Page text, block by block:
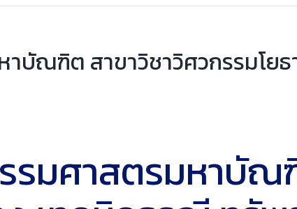
บัณฑิต สาขาวิชาวิศวกรรมโย
มศาสตรมหาบัณ